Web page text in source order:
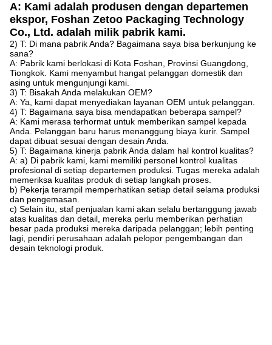
A: Kami adalah produsen dengan departemen
ekspor, Foshan Zetoo Packaging Technology
Co., Ltd. adalah milik pabrik kami.
2) T: Di mana pabrik Anda? Bagaimana saya bisa berkunjung ke
sana?
A: Pabrik kami berlokasi di Kota Foshan, Provinsi Guangdong,
Tiongkok. Kami menyambut hangat pelanggan domestik dan
asing untuk mengunjungi kami.
3) T: Bisakah Anda melakukan OEM?
A: Ya, kami dapat menyediakan layanan OEM untuk pelanggan.
4) T: Bagaimana saya bisa mendapatkan beberapa sampel?
A: Kami merasa terhormat untuk memberikan sampel kepada
Anda. Pelanggan baru harus menanggung biaya kurir. Sampel
dapat dibuat sesuai dengan desain Anda.
5) T: Bagaimana kinerja pabrik Anda dalam hal kontrol kualitas?
A: a) Di pabrik kami, kami memiliki personel kontrol kualitas
profesional di setiap departemen produksi. Tugas mereka adalah
memeriksa kualitas produk di setiap langkah proses.
b) Pekerja terampil memperhatikan setiap detail selama produksi
dan pengemasan.
c) Selain itu, staf penjualan kami akan selalu bertanggung jawab
atas kualitas dan detail, mereka perlu memberikan perhatian
besar pada produksi mereka daripada pelanggan; lebih penting
lagi, pendiri perusahaan adalah pelopor pengembangan dan
desain teknologi produk.